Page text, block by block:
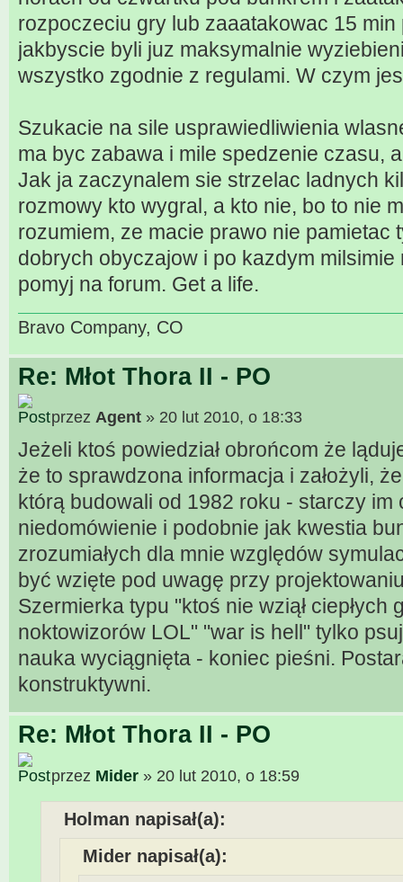
rozpoczeciu gry lub zaaatakowac 15
jakbyscie byli juz maksymalnie
wszystko zgodnie z regulami. W czym
Szukacie na sile usprawiedliwienia
ma byc zabawa i mile spedzenie czasu,
Jak ja zaczynalem sie strzelac ladnych
rozmowy kto wygral, a kto nie, bo to nie
rozumiem, ze macie prawo nie pamietac
dobrych obyczajow i po kazdym
pomyj na forum. Get a life.
Bravo Company, CO
Re: Młot Thora II - PO
przez Agent » 20 lut 2010, o 18:33
Jeżeli ktoś powiedział obrońcom że
że to sprawdzona informacja i założyli,
którą budowali od 1982 roku - starczy im
niedomówienie i podobnie jak kwestia
zrozumiałych dla mnie względów
być wzięte pod uwagę przy
Szermierka typu "ktoś nie wziął ciepłych
noktowizorów LOL" "war is hell" tylko
nauka wyciągnięta - koniec pieśni.
konstruktywni.
Re: Młot Thora II - PO
przez Mider » 20 lut 2010, o 18:59
Holman napisał(a):
Mider napisał(a):